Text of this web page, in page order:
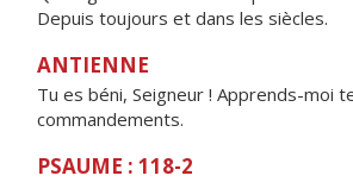
Depuis toujours et dans les siècles.
ANTIENNE
Tu es béni, Seigneur ! Apprends-moi
commandements.
PSAUME : 118-2